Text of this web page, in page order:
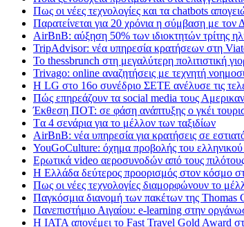
Πως οι νέες τεχνολογίες και τα chatbots
Παρατείνεται για 20 χρόνια η σύμβαση με
AirBnB: αύξηση 50% των ιδιοκτητών τρίτης
TripAdvisor: νέα υπηρεσία κρατήσεων στη
Το thessbrunch στη μεγαλύτερη πολιτιστική
Trivago: online αναζητήσεις με τεχνητή
H LG στο 16ο συνέδριο ΣΕΤΕ ανέλυσε τις
Πώς επηρεάζουν τα social media τους
Έκθεση ΠΟΤ: σε φάση ανάπτυξης ο γκέι
Tα 4 σενάρια για το μέλλον των ταξιδίων
AirBnB: νέα υπηρεσία για κρατήσεις σε
YouGoCulture: όχημα προβολής του ελληνικού
Eρωτικά video αεροσυνοδών από τους
Η Ελλάδα δεύτερος προορισμός στον κόσμο
Πως οι νέες τεχνολογίες διαμορφώνουν το
Παγκόσμια διανομή των πακέτων της Thomas
Πανεπιστήμιο Αιγαίου: e-learning στην
Η IATA απονέμει το Fast Travel Gold Award